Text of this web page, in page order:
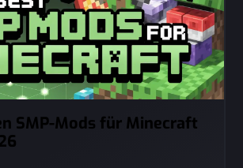
SMP-Mods für Minecraft